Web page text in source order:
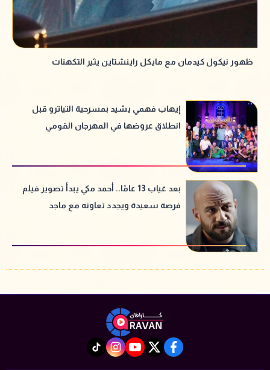
ظهور نيكول كيدمان مع مايكل راينشتاين يثير التكهنات
إيهاب فهمي يشيد بمسرحية التياترو قبل
انطلاق عروضها في المهرجان القومي
بعد غياب 13 عامًا.. أحمد مكي يبدأ تصوير فيلم
فرصة سعيدة ويجدد تعاونه مع ماجد
facebook
twitter
youtube
instagram
tiktok